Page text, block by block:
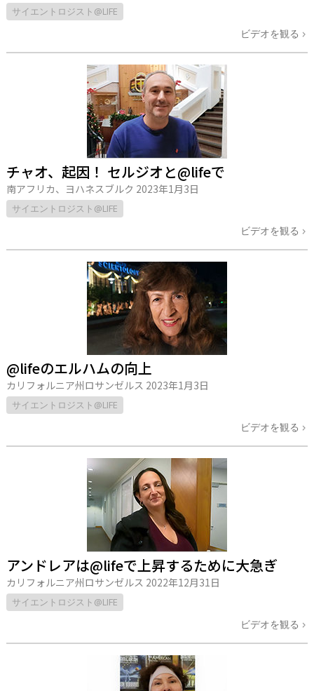
サイエントロジスト@LIFE
ビデオを観る
チャオ、起因！ セルジオと@lifeで
南アフリカ、ヨハネスブルク 2023年1月3日
サイエントロジスト@LIFE
ビデオを観る
@lifeのエルハムの向上
カリフォルニア州ロサンゼルス 2023年1月3日
サイエントロジスト@LIFE
ビデオを観る
アンドレアは@lifeで上昇するために大急ぎ
カリフォルニア州ロサンゼルス 2022年12月31日
サイエントロジスト@LIFE
ビデオを観る